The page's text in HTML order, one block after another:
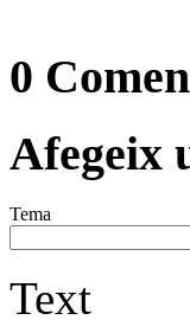
0
Afegeix
Tema
Text